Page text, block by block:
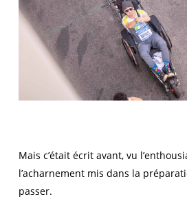
Mais c’était écrit avant, vu
l’acharnement mis dans la
passer.